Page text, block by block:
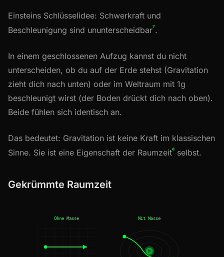
Einsteins Schlüsselidee: Schwerkraft und
Beschleunigung sind ununterscheidbar⁷.
In einem geschlossenen Aufzug kannst du nicht
unterscheiden, ob du auf der Erde stehst (Gravitation
zieht dich nach unten) oder im Weltraum mit 1g
beschleunigt wirst (der Boden drückt dich nach oben).
Beide fühlen sich identisch an.
Das bedeutet: Gravitation ist keine Kraft im klassischen
Sinne. Sie ist eine Eigenschaft der Raumzeit⁸ selbst.
Gekrümmte Raumzeit
Ohne Masse Mit Masse
M